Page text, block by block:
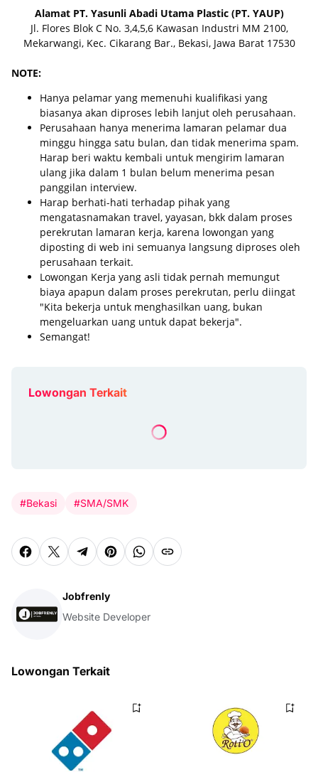
Alamat PT. Yasunli Abadi Utama Plastic (PT. YAUP)
Jl. Flores Blok C No. 3,4,5,6 Kawasan Industri MM 2100,
Mekarwangi, Kec. Cikarang Bar., Bekasi, Jawa Barat 17530
NOTE:
Hanya pelamar yang memenuhi kualifikasi yang
biasanya akan diproses lebih lanjut oleh perusahaan.
Perusahaan hanya menerima lamaran pelamar dua
minggu hingga satu bulan, dan tidak menerima spam.
Harap beri waktu kembali untuk mengirim lamaran
ulang jika dalam 1 bulan belum menerima pesan
panggilan interview.
Harap berhati-hati terhadap pihak yang
mengatasnamakan travel, yayasan, bkk dalam proses
perekrutan lamaran kerja, karena lowongan yang
diposting di web ini semuanya langsung diproses oleh
perusahaan terkait.
Lowongan Kerja yang asli tidak pernah memungut
biaya apapun dalam proses perekrutan, perlu diingat
"Kita bekerja untuk menghasilkan uang, bukan
mengeluarkan uang untuk dapat bekerja".
Semangat!
Lowongan Terkait
#Bekasi #SMA/SMK
Jobfrenly
Website Developer
Lowongan Terkait